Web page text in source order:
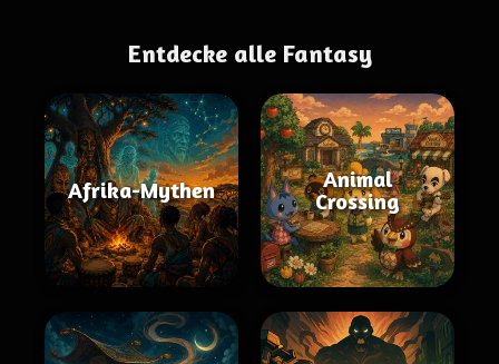
Entdecke alle Fantasy
Afrika-Mythen
Animal
Crossing